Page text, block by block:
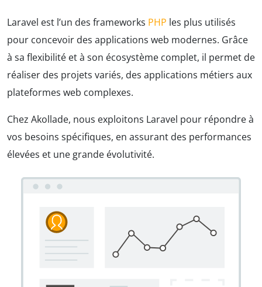
Laravel est l’un des frameworks PHP les plus utilisés
pour concevoir des applications web modernes. Grâce
à sa flexibilité et à son écosystème complet, il permet de
réaliser des projets variés, des applications métiers aux
plateformes web complexes.
Chez Akollade, nous exploitons Laravel pour répondre à
vos besoins spécifiques, en assurant des performances
élevées et une grande évolutivité.